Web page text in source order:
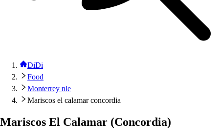
DiDi
Food
Monterrey nle
Mariscos el calamar concordia
Mariscos El Calamar (Concordia)